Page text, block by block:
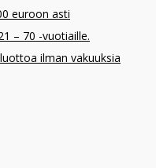
euroon asti
– 70 -vuotiaille.
ilman vakuuksia